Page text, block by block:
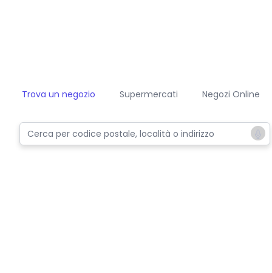
Trova un negozio Supermercati Negozi Online